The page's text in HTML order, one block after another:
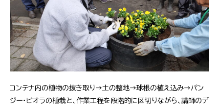
コンテナ内の植物の抜き取り→土の整地→球根の植え込み→パン
ジー・ビオラの植栽と、作業工程を段階的に区切りながら、講師のデ